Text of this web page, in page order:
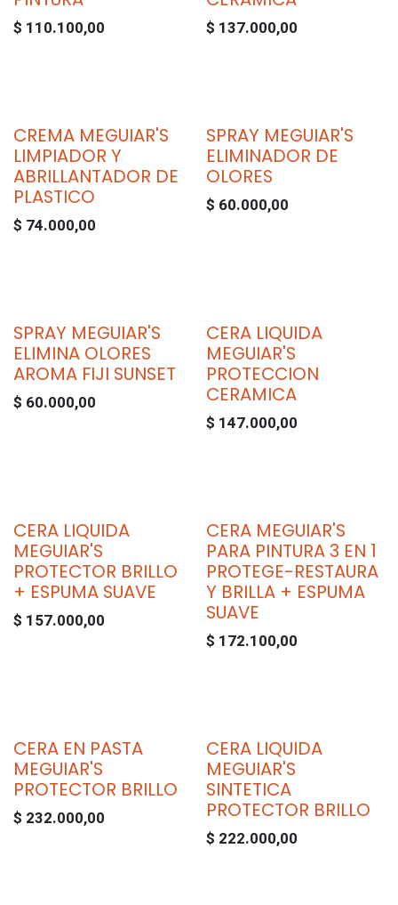
$ 110.100,00 $ 137.000,00
CREMA MEGUIAR'S
LIMPIADOR Y
ABRILLANTADOR DE
PLASTICO
$ 74.000,00
SPRAY MEGUIAR'S
ELIMINADOR DE
OLORES
$ 60.000,00
SPRAY MEGUIAR'S
ELIMINA OLORES
AROMA FIJI SUNSET
$ 60.000,00
CERA LIQUIDA
MEGUIAR'S
PROTECCION
CERAMICA
$ 147.000,00
CERA LIQUIDA
MEGUIAR'S
PROTECTOR BRILLO
+ ESPUMA SUAVE
$ 157.000,00
CERA MEGUIAR'S
PARA PINTURA 3 EN 1
PROTEGE-RESTAURA
Y BRILLA + ESPUMA
SUAVE
$ 172.100,00
CERA EN PASTA
MEGUIAR'S
PROTECTOR BRILLO
$ 232.000,00
CERA LIQUIDA
MEGUIAR'S
SINTETICA
PROTECTOR BRILLO
$ 222.000,00